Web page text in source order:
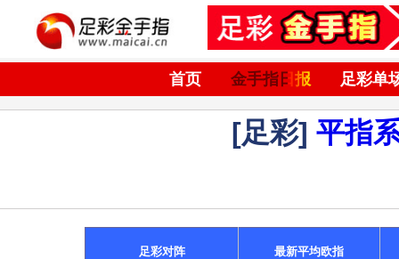
首页 金手指日报 足彩单
[足彩] 平指
足彩对阵 最新平均欧指